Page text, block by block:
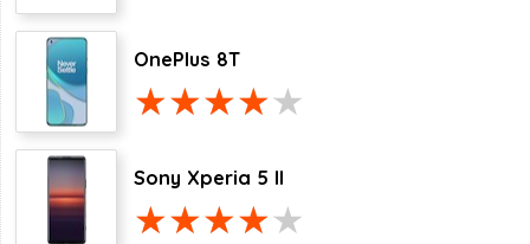
OnePlus 8T
Sony Xperia 5 II